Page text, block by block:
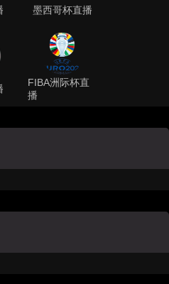
墨西哥杯直播
FIBA洲际杯直
播